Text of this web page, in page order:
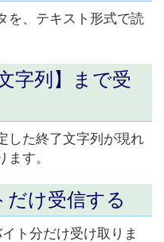
を、テキスト形式で読
字列】まで受
した終了文字列が現れ
す。
だけ受信する
ト分だけ受け取りま